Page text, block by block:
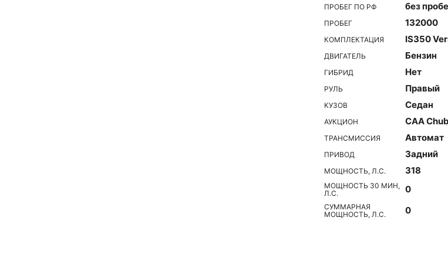
ПРОБЕГ ПО РФ без
ПРОБЕГ 132000
КОМПЛЕКТАЦИЯ IS350
ДВИГАТЕЛЬ Бензин
ГИБРИД Нет
РУЛЬ Правый
КУЗОВ Седан
АУКЦИОН CAA
ТРАНСМИССИЯ Автомат
ПРИВОД Задний
МОЩНОСТЬ, Л.С. 318
МОЩНОСТЬ 30 МИН,
Л.С.
0
СУММАРНАЯ
МОЩНОСТЬ, Л.С.
0